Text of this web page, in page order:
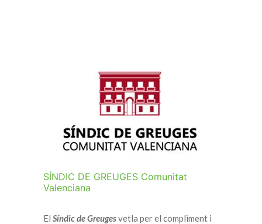
SÍNDIC DE GREUGES Comunitat
Valenciana
El Síndic de Greugesvetla per el compliment i